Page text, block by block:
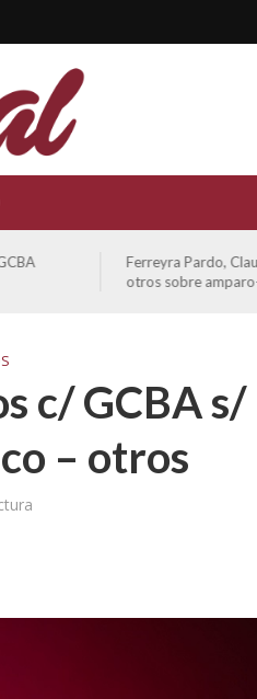
Ferreyra Pardo,
otros sobre
c/ GCBA s/
– otros